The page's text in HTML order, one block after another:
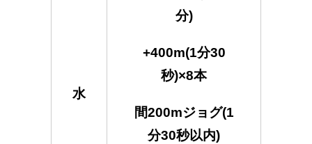
水
分)
+400m(1分30
秒)×8本
間200mジョグ(1
分30秒以内)